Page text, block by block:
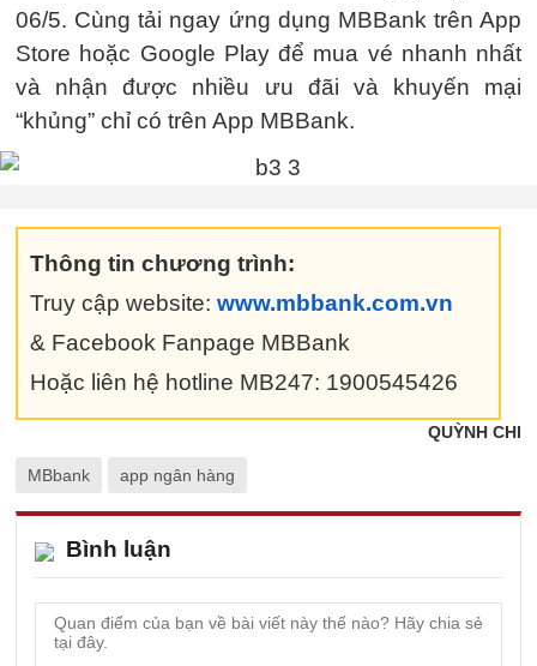
06/5. Cùng tải ngay ứng dụng MBBank trên App
Store hoặc Google Play để mua vé nhanh nhất
và nhận được nhiều ưu đãi và khuyến mại
“khủng” chỉ có trên App MBBank.
Thông tin chương trình:
Truy cập website: www.mbbank.com.vn
& Facebook Fanpage MBBank
Hoặc liên hệ hotline MB247: 1900545426
QUỲNH CHI
MBbank app ngân hàng
Bình luận